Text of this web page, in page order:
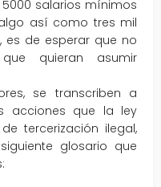
salarios mínimos
así como tres mil
es de esperar que no
quieran asumir
se transcriben a
acciones que la ley
tercerización ilegal,
glosario que